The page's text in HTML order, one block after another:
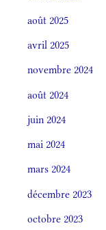
août 2025
avril 2025
novembre 2024
août 2024
juin 2024
mai 2024
mars 2024
décembre 2023
octobre 2023